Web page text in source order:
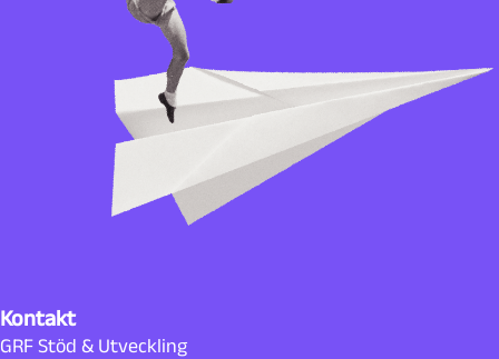
Kontakt
GRF Stöd & Utveckling